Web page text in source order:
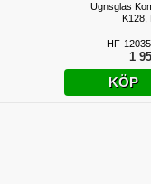
Ugnsglas
K128,
HF-
1
KÖP